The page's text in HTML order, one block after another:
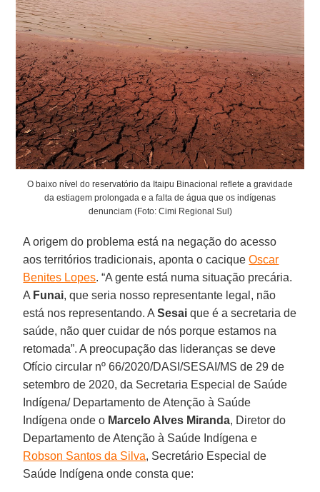
O baixo nível do reservatório da Itaipu Binacional reflete a gravidade
da estiagem prolongada e a falta de água que os indígenas
denunciam (Foto: Cimi Regional Sul)
A origem do problema está na negação do acesso
aos territórios tradicionais, aponta o caciqueOscar
Benites Lopes. “A gente está numa situação precária.
A Funai, que seria nosso representante legal, não
está nos representando. ASesai que é a secretaria de
saúde, não quer cuidar de nós porque estamos na
retomada”. A preocupação das lideranças se deve
Ofício circular nº 66/2020/DASI/SESAI/MS de 29 de
setembro de 2020, da Secretaria Especial de Saúde
Indígena/ Departamento de Atenção à Saúde
Indígena onde o Marcelo Alves Miranda, Diretor do
Departamento de Atenção à Saúde Indígena e
Robson Santos da Silva, Secretário Especial de
Saúde Indígena onde consta que: